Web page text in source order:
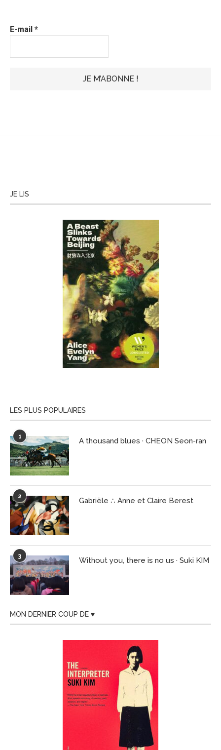
E-mail *
JE LIS
LES PLUS POPULAIRES
1 A thousand blues · CHEON Seon-ran
2 Gabriële ∴ Anne et Claire Berest
3 Without you, there is no us · Suki KIM
MON DERNIER COUP DE ♥